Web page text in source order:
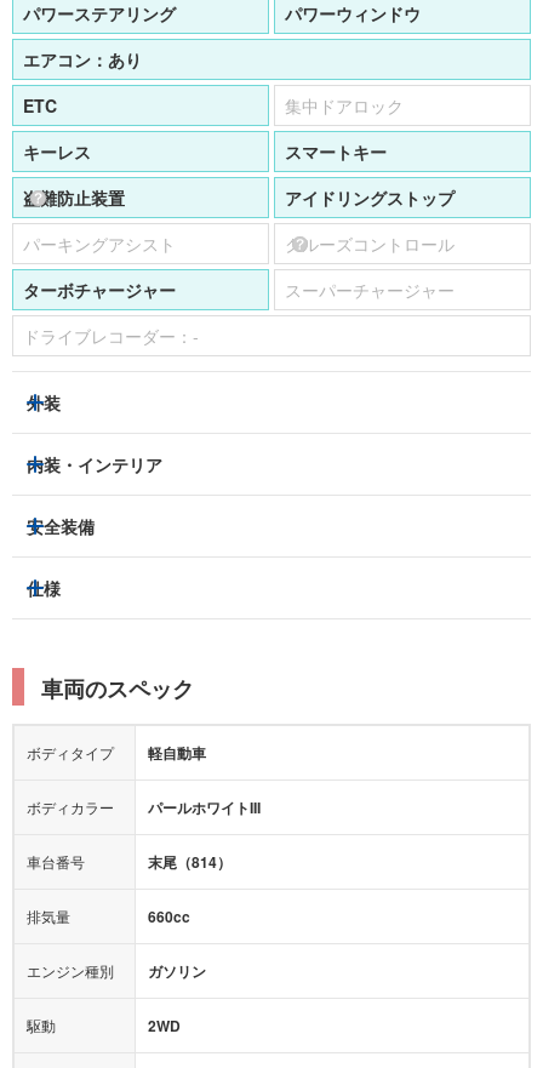
パワーステアリング
パワーウィンドウ
エアコン： あり
ETC
集中ドアロック
キーレス
スマートキー
盗難防止装置
アイドリングストップ
パーキングアシスト
クルーズコントロール
ターボチャージャー
スーパーチャージャー
ドライブレコーダー： -
外装
ヘッドライト
アルミホイール：あり
サンルーフ/ガラスルーフ
ルーフレール
エアロパーツ
ローダウン
内装・インテリア
3列シート
ベンチシート
パワーシート
シートヒーター
カーナビ：メモリーナビ他
ミュージックプレイヤー接続可
後席モニター
安全装備
トラクションコントロール
レーンキープアシスト
横滑り防止装置
衝突被害軽減プレーキ
カメラ：バック
エアバッグ：
4エアバッグ
衝撃緩和ヘッドレスト
サポカー
アクセル踏み間違い（誤発進）防止装置
アダプティブクルーズコントロール
仕様
車両のスペック
ボディタイプ 軽自動車
ボディカラー パールホワイトIII
車台番号 末尾（814）
排気量 660cc
エンジン種別 ガソリン
駆動 2WD